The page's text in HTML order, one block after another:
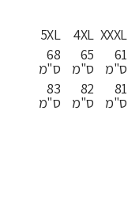
5XL
68
ס"מ
83
ס"מ
4XL
65
ס"מ
82
ס"מ
XXXL
61
ס"מ
81
ס"מ